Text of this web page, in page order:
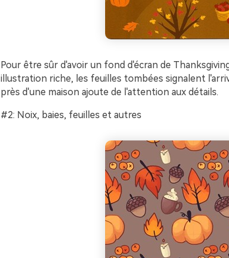
Pour être sûr d'avoir un fond d'écran de
illustration riche, les feuilles tombées signalent
près d'une maison ajoute de l'attention aux détails.
#2: Noix, baies, feuilles et autres